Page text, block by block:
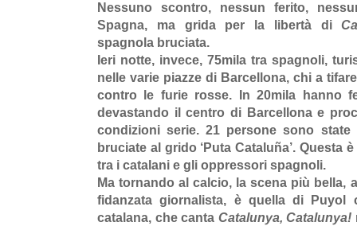
Nessuno scontro, nessun ferito,
Spagna, ma grida per la libertà di
spagnola bruciata.
Ieri notte, invece, 75mila tra spagnoli,
nelle varie piazze di Barcellona, chi a
contro le furie rosse. In 20mila hanno
devastando il centro di Barcellona e
condizioni serie. 21 persone sono state
bruciate al grido ‘Puta Cataluña’. Questa
tra i catalani e gli oppressori spagnoli.
Ma tornando al calcio, la scena più bella,
fidanzata giornalista, è quella di
catalana, che canta Catalunya, Catalunya!